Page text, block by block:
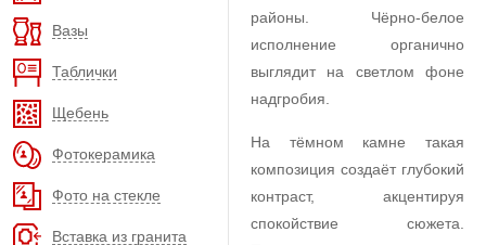
Вазы
Таблички
Щебень
Фотокерамика
Фото на стекле
Вставка из гранита
районы. Чёрно-белое
исполнение органично
выглядит на светлом фоне
надгробия.
На тёмном камне такая
композиция создаёт глубокий
контраст, акцентируя
спокойствие сюжета.